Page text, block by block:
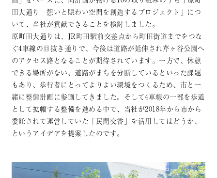
田大通り 憩いと賑わい空間を創造するプロジェクト」につ
いて、当社が貢献できることを検討しました。
原町田大通りは、JR町田駅前交差点から町田街道までをつな
ぐ4車線の目抜き通りで、今後は道路が延伸され芹ヶ谷公園へ
のアクセス路となることが期待されています。一方で、休憩
できる場所がない、道路がまちを分断しているといった課題
もあり、歩行者にとってよりよい環境をつくるため、市と一
緒に整備計画に参画してきました。そして4車線の一部を歩道
として拡幅する整備を進める中で、当社が2018年から市から
委託されて運営していた「民間交番」を活用してはどうか、
というアイデアを提案したのです。